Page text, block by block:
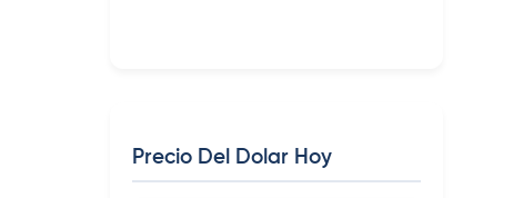
Precio Del Dolar Hoy